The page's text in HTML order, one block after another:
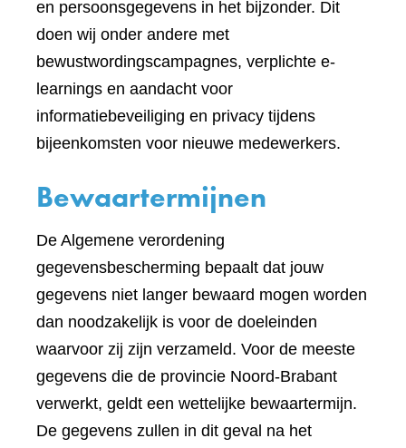
en persoonsgegevens in het bijzonder. Dit
doen wij onder andere met
bewustwordingscampagnes, verplichte e-
learnings en aandacht voor
informatiebeveiliging en privacy tijdens
bijeenkomsten voor nieuwe medewerkers.
Bewaartermijnen
De Algemene verordening
gegevensbescherming bepaalt dat jouw
gegevens niet langer bewaard mogen worden
dan noodzakelijk is voor de doeleinden
waarvoor zij zijn verzameld. Voor de meeste
gegevens die de provincie Noord-Brabant
verwerkt, geldt een wettelijke bewaartermijn.
De gegevens zullen in dit geval na het